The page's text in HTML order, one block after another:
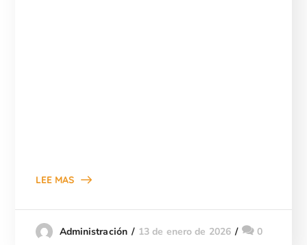
LEE MAS
Administración 13 de enero de 2026 0